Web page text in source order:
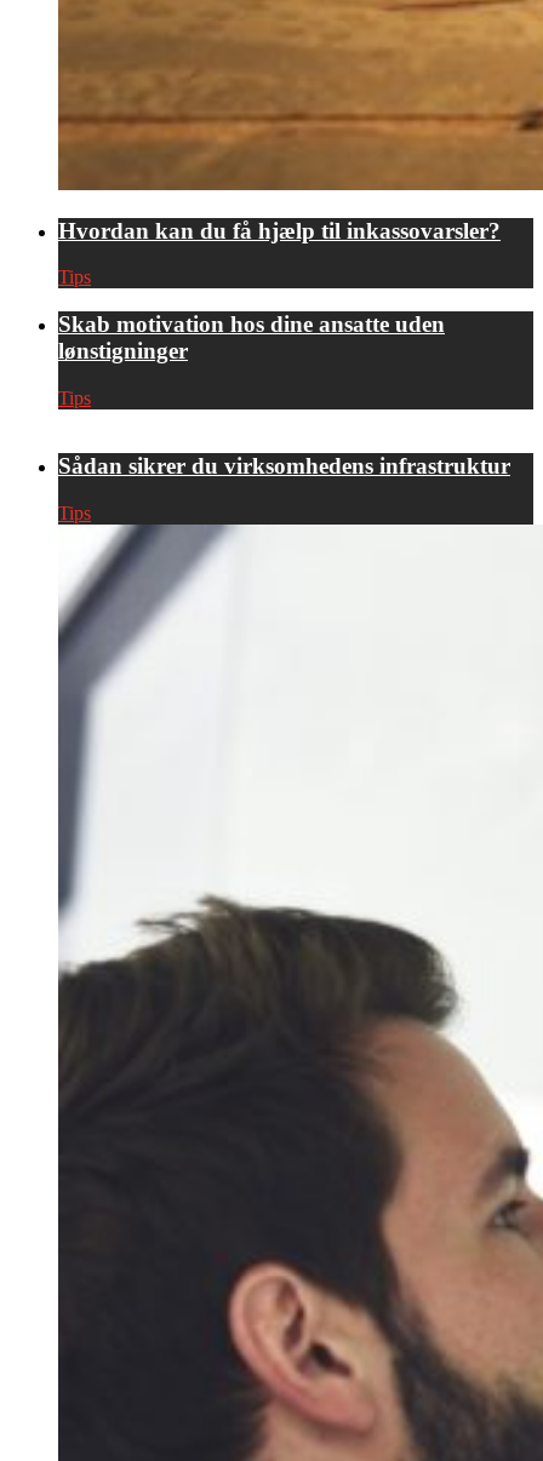
Hvordan kan du få hjælp til inkassovarsler?
Tips
Skab motivation hos dine ansatte uden
lønstigninger
Tips
Sådan sikrer du virksomhedens infrastruktur
Tips